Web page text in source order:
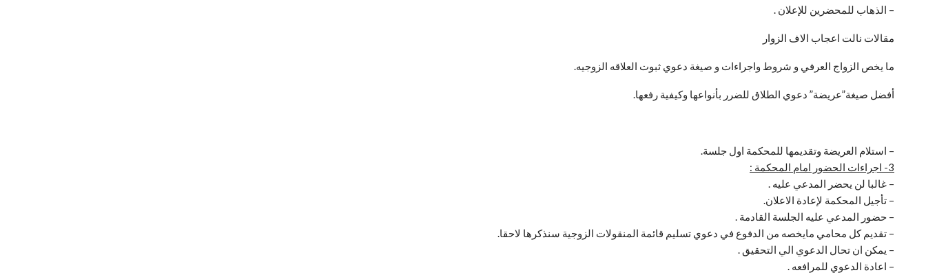
– الذهاب للمحضرين للإعلان .
مقالات نالت اعجاب الاف الزوار
ما يخص الزواج العرفي و شروط واجراءات و صيغة دعوي ثبوت العلاقه الزوجيه.
أفضل صيغة”عريضة” دعوي الطلاق للضرر بأنواعها وكيفية رفعها.
– استلام العريضة وتقديمها للمحكمة اول جلسة.
3- اجراءات الحضور امام المحكمة :
– غالبا لن يحضر المدعي عليه .
– تأجيل المحكمة لإعادة الاعلان.
– حضور المدعي عليه الجلسة القادمة .
– تقديم كل محامي مايخصه من الدفوع في دعوي تسليم قائمة المنقولات الزوجية سنذكرها لاحقا.
– يمكن ان تحال الدعوي الي التحقيق .
– اعادة الدعوي للمرافعه .